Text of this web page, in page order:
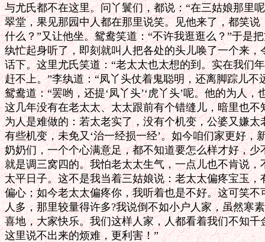
与尤氏都不在这里。问丫鬟们，都说：“在三姑娘那里
翠堂，果见那园中人都在那里说笑。见他来了，都笑说
什么？”又让他坐。鸳鸯笑道：“不许我逛逛么？”于是
纨忙起身听了，即刻就叫人把各处的头儿唤了一个来
话下。这里尤氏笑道：“老太太也太想的到。实在我们
赶不上。”李纨道：“凤丫头仗着鬼聪明，还离脚踪儿不
鸳鸯道：“罢哟，还提‘凤丫头’‘虎丫头’呢。他的为人，
这几年没有在老太太、太太跟前有个错缝儿，暗里也
为人是难做的：若太老实了，没有个机变，公婆又嫌
有些机变，未免又‘治一经损一经’。如今咱们家更好，
奶奶们，一个个心满意足，都不知道要怎么样才好，
就是调三窝四的。我怕老太太生气，一点儿也不肯说
太平日子。这不是我当着三姑娘说：老太太偏疼宝玉
偏心；如今老太太偏疼你，我听着也是不好。这可笑不
人多，那里较量得许多?我说倒不如小户人家，虽然寒
喜地，大家快乐。我们这样人家，人都看着我们不知
这里说不出来的烦难，更利害！”